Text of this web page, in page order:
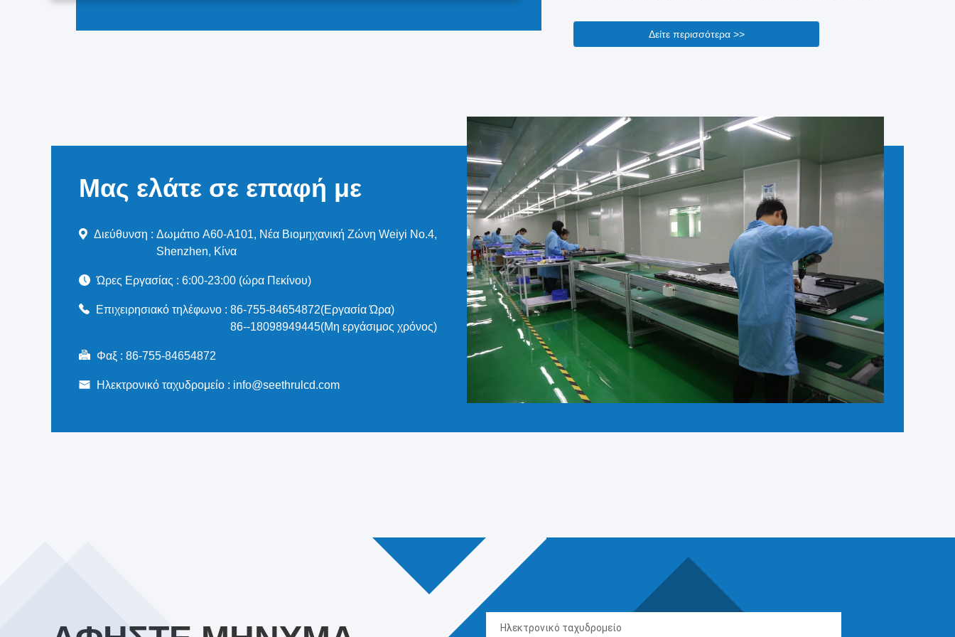
ολοκληρωμένο σύστημα QC μας είναι ενσωματωμένο σε κάθε
στάδιο, από την προμήθεια εξαρτημάτων έως την τελική
Δείτε περισσότερα >>
Μας ελάτε σε επαφή με
Διεύθυνση : Δωμάτιο A60-A101, Νέα Βιομηχανική Ζώνη Weiyi No.4,
Shenzhen, Κίνα
Ώρες Εργασίας : 6:00-23:00 (ώρα Πεκίνου)
Επιχειρησιακό τηλέφωνο : 86-755-84654872(Εργασία Ώρα)
86--18098949445(Μη εργάσιμος χρόνος)
Φαξ : 86-755-84654872
Ηλεκτρονικό ταχυδρομείο : info@seethrulcd.com